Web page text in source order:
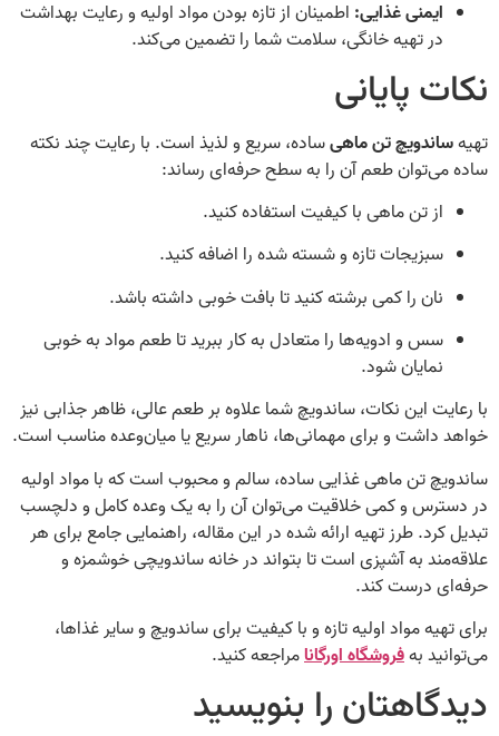
ایمنی غذایی: اطمینان از تازه بودن مواد اولیه و رعایت بهداشت
در تهیه خانگی، سلامت شما را تضمین می‌کند.
نکات پایانی
تهیهساندویچ تن ماهیساده، سریع و لذیذ است. با رعایت چند نکته
ساده می‌توان طعم آن را به سطح حرفه‌ای رساند:
از تن ماهی با کیفیت استفاده کنید.
سبزیجات تازه و شسته شده را اضافه کنید.
نان را کمی برشته کنید تا بافت خوبی داشته باشد.
سس و ادویه‌ها را متعادل به کار ببرید تا طعم مواد به خوبی
نمایان شود.
با رعایت این نکات، ساندویچ شما علاوه بر طعم عالی، ظاهر جذابی نیز
خواهد داشت و برای مهمانی‌ها، ناهار سریع یا میان‌وعده مناسب است.
ساندویچ تن ماهی غذایی ساده، سالم و محبوب است که با مواد اولیه
در دسترس و کمی خلاقیت می‌توان آن را به یک وعده کامل و دلچسب
تبدیل کرد. طرز تهیه ارائه شده در این مقاله، راهنمایی جامع برای هر
علاقه‌مند به آشپزی است تا بتواند در خانه ساندویچی خوشمزه و
حرفه‌ای درست کند.
برای تهیه مواد اولیه تازه و با کیفیت برای ساندویچ و سایر غذاها،
می‌توانید بهفروشگاه اورگانامراجعه کنید.
دیدگاهتان را بنویسید